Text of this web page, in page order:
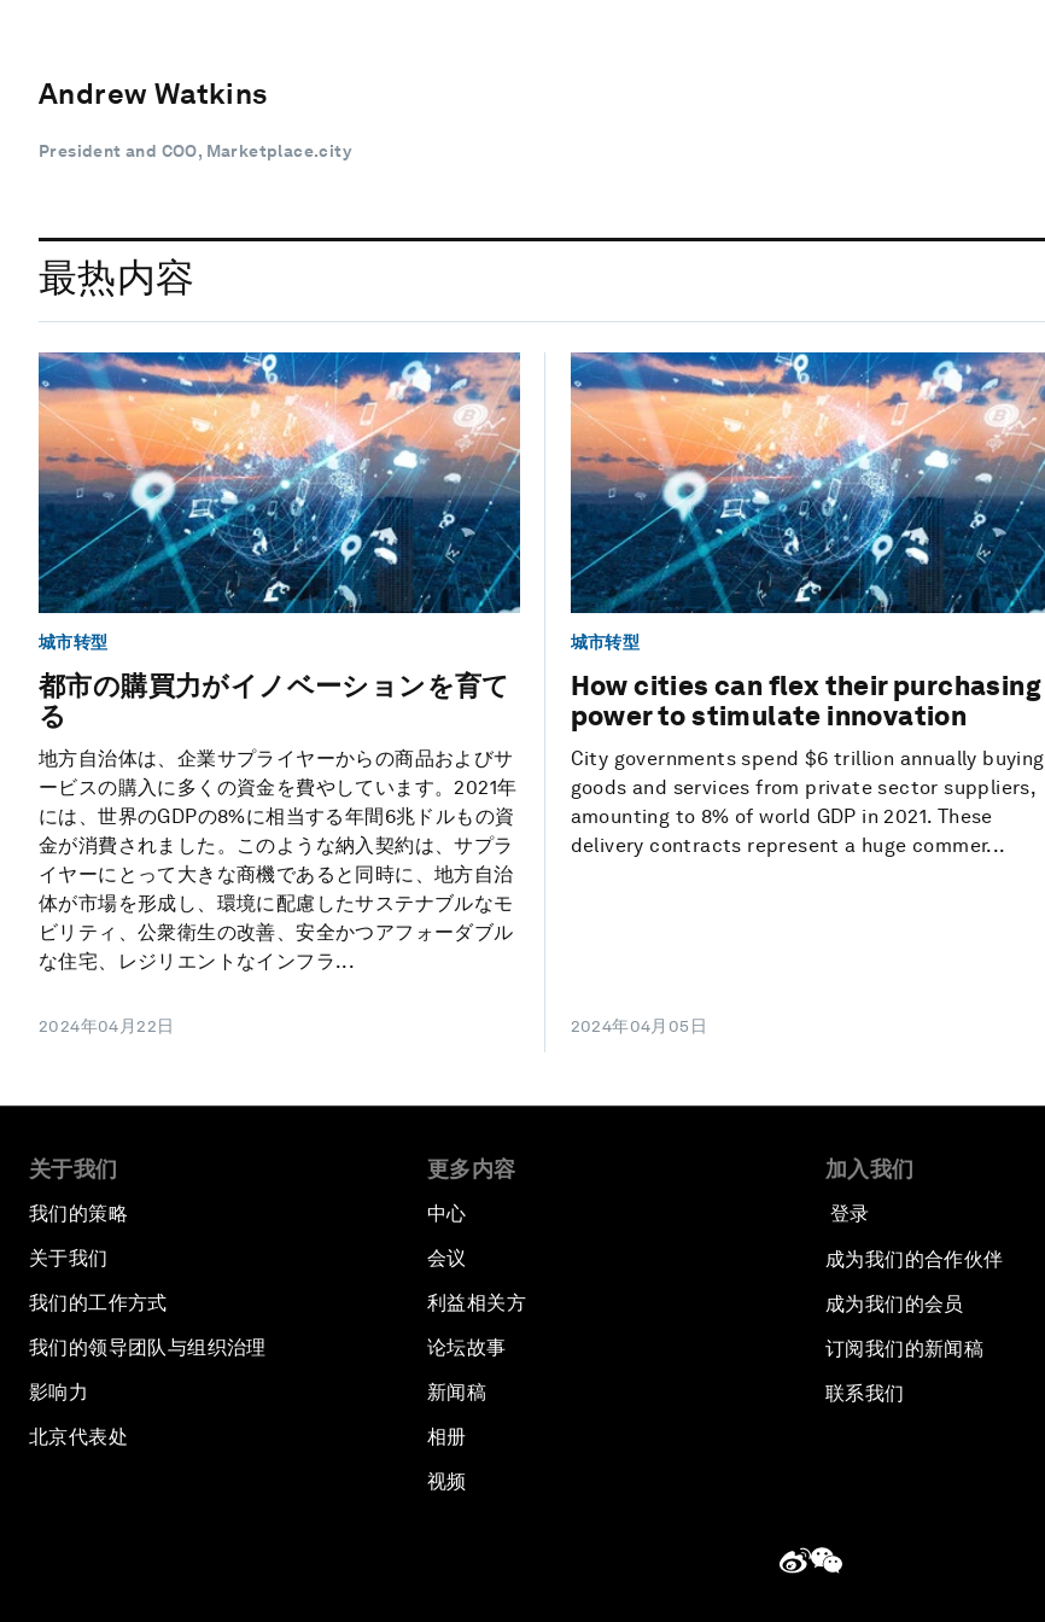
Andrew Watkins
President and COO, Marketplace.city
最热内容
城市转型
都市の購買力がイノベーションを育て
る
地方自治体は、企業サプライヤーからの商品およびサ
ービスの購入に多くの資金を費やしています。2021年
には、世界のGDPの8%に相当する年間6兆ドルもの資
金が消費されました。このような納入契約は、サプラ
イヤーにとって大きな商機であると同時に、地方自治
体が市場を形成し、環境に配慮したサステナブルなモ
ビリティ、公衆衛生の改善、安全かつアフォーダブル
な住宅、レジリエントなインフラ...
2024年04月22日
城市转型
How cities can flex their purchasing
power to stimulate innovation
City governments spend $6 trillion annually buying
goods and services from private sector suppliers,
amounting to 8% of world GDP in 2021. These
delivery contracts represent a huge commer...
2024年04月05日
关于我们
我们的策略
关于我们
我们的工作方式
我们的领导团队与组织治理
影响力
北京代表处
更多内容
中心
会议
利益相关方
论坛故事
新闻稿
相册
视频
加入我们
登录
成为我们的合作伙伴
成为我们的会员
订阅我们的新闻稿
联系我们